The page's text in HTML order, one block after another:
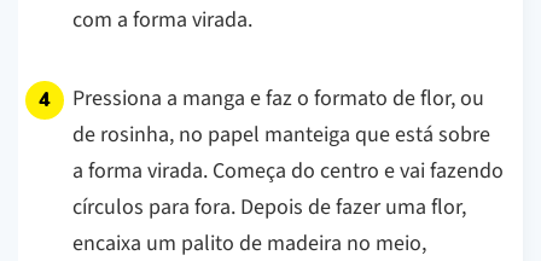
com a forma virada.
Pressiona a manga e faz o formato de flor, ou
de rosinha, no papel manteiga que está sobre
a forma virada. Começa do centro e vai fazendo
círculos para fora. Depois de fazer uma flor,
encaixa um palito de madeira no meio,